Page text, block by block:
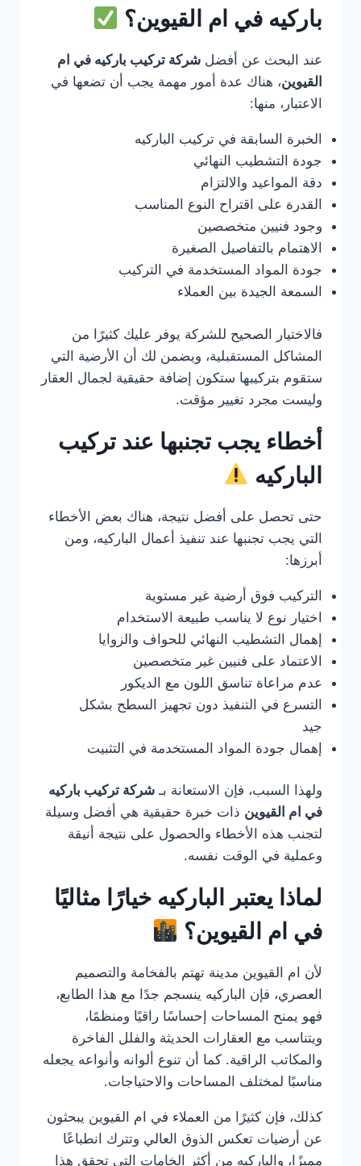
باركيه في ام القيوين؟
عند البحث عن أفضل شركة تركيب باركيه في ام
القيوين، هناك عدة أمور مهمة يجب أن تضعها في
الاعتبار، منها:
الخبرة السابقة في تركيب الباركيه
جودة التشطيب النهائي
دقة المواعيد والالتزام
القدرة على اقتراح النوع المناسب
وجود فنيين متخصصين
الاهتمام بالتفاصيل الصغيرة
جودة المواد المستخدمة في التركيب
السمعة الجيدة بين العملاء
فالاختيار الصحيح للشركة يوفر عليك كثيرًا من
المشاكل المستقبلية، ويضمن لك أن الأرضية التي
ستقوم بتركيبها ستكون إضافة حقيقية لجمال العقار
وليست مجرد تغيير مؤقت.
أخطاء يجب تجنبها عند تركيب
الباركيه
حتى تحصل على أفضل نتيجة، هناك بعض الأخطاء
التي يجب تجنبها عند تنفيذ أعمال الباركيه، ومن
أبرزها:
التركيب فوق أرضية غير مستوية
اختيار نوع لا يناسب طبيعة الاستخدام
إهمال التشطيب النهائي للحواف والزوايا
الاعتماد على فنيين غير متخصصين
عدم مراعاة تناسق اللون مع الديكور
التسرع في التنفيذ دون تجهيز السطح بشكل
جيد
إهمال جودة المواد المستخدمة في التثبيت
ولهذا السبب، فإن الاستعانة بـ شركة تركيب باركيه
في ام القيوين ذات خبرة حقيقية هي أفضل وسيلة
لتجنب هذه الأخطاء والحصول على نتيجة أنيقة
وعملية في الوقت نفسه.
لماذا يعتبر الباركيه خيارًا مثاليًا
في ام القيوين؟
لأن ام القيوين مدينة تهتم بالفخامة والتصميم
العصري، فإن الباركيه ينسجم جدًا مع هذا الطابع،
فهو يمنح المساحات إحساسًا راقيًا ومنظمًا،
ويتناسب مع العقارات الحديثة والفلل الفاخرة
والمكاتب الراقية. كما أن تنوع ألوانه وأنواعه يجعله
مناسبًا لمختلف المساحات والاحتياجات.
كذلك، فإن كثيرًا من العملاء في ام القيوين يبحثون
عن أرضيات تعكس الذوق العالي وتترك انطباعًا
مميزًا، والباركيه من أكثر الخامات التي تحقق هذا